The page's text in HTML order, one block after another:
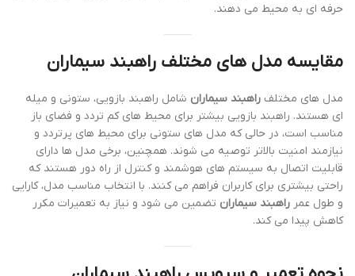
حرفه ای به محیط می دهند.
مقایسه مدل های مختلف راهبند سیماران
مدل های مختلف راهبند سیماران شامل راهبند بازویی، ستونی و میله
ای هستند. راهبند بازویی بیشتر برای محیط های کم تردد و فضای باز
مناسب است، در حالی که مدل های ستونی برای محیط های پرتردد و
نیازمند امنیت بالاتر توصیه می شوند. همچنین، برخی مدل ها دارای
قابلیت اتصال به سیستم های هوشمند و کنترل از راه دور هستند که
راحتی بیشتری برای کاربران فراهم می کنند. با انتخاب مناسب مدل، کارایی
و طول عمر راهبند سیماران تضمین می شود و نیاز به تعمیرات مکرر
کاهش پیدا می کند.